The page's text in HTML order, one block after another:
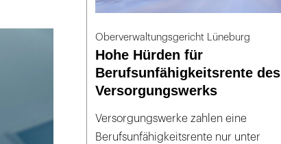
Oberverwaltungsgericht Lüneburg
Hohe Hürden für
Berufsunfähigkeitsrente des
Versorgungswerks
Versorgungswerke zahlen eine
Berufsunfähigkeitsrente nur unter